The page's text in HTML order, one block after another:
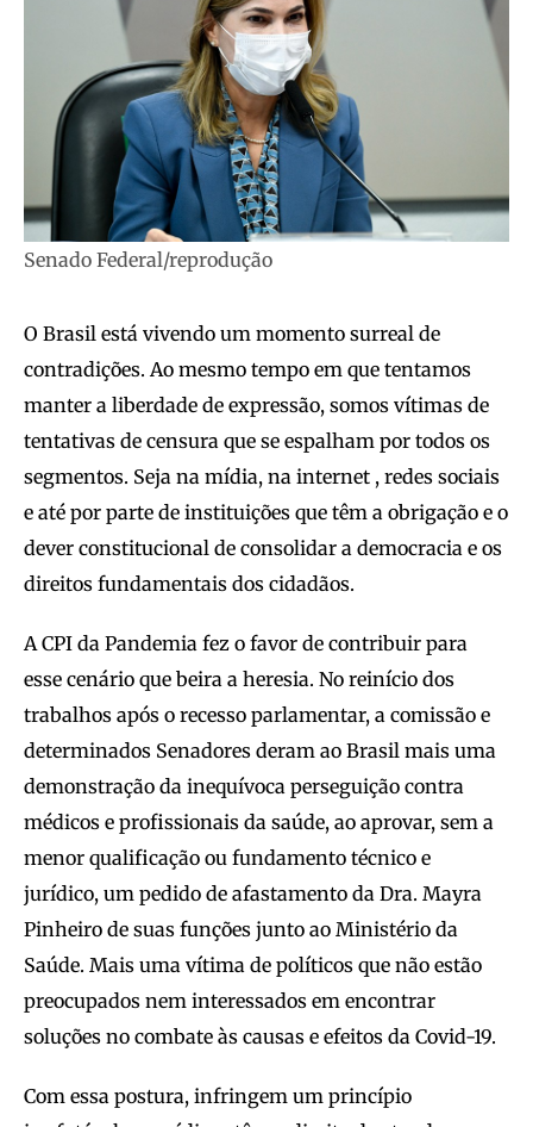
Senado Federal/reprodução
O Brasil está vivendo um momento surreal de
contradições. Ao mesmo tempo em que tentamos
manter a liberdade de expressão, somos vítimas de
tentativas de censura que se espalham por todos os
segmentos. Seja na mídia, na internet , redes sociais
e até por parte de instituições que têm a obrigação e o
dever constitucional de consolidar a democracia e os
direitos fundamentais dos cidadãos.
A CPI da Pandemia fez o favor de contribuir para
esse cenário que beira a heresia. No reinício dos
trabalhos após o recesso parlamentar, a comissão e
determinados Senadores deram ao Brasil mais uma
demonstração da inequívoca perseguição contra
médicos e profissionais da saúde, ao aprovar, sem a
menor qualificação ou fundamento técnico e
jurídico, um pedido de afastamento da Dra. Mayra
Pinheiro de suas funções junto ao Ministério da
Saúde. Mais uma vítima de políticos que não estão
preocupados nem interessados em encontrar
soluções no combate às causas e efeitos da Covid-19.
Com essa postura, infringem um princípio